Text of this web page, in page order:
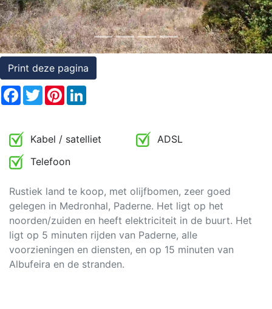
Rechten
op
onroerend
goed
Print deze pagina
Facebook
TwitterPinterest
Kabel / satelliet
ADSL
Telefoon
Rustiek land te koop, met olijfbomen, zeer goed
gelegen in Medronhal, Paderne. Het ligt op het
noorden/zuiden en heeft elektriciteit in de buurt. Het
ligt op 5 minuten rijden van Paderne, alle
voorzieningen en diensten, en op 15 minuten van
Albufeira en de stranden.